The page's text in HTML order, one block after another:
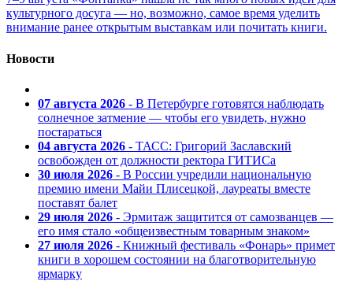
культурного досуга — но, возможно, самое время уделить
внимание ранее открытым выставкам или почитать книги.
Новости
07 августа 2026 - В Петербурге готовятся наблюдать
солнечное затмение — чтобы его увидеть, нужно
постараться
04 августа 2026 - ТАСС: Григорий Заславский
освобожден от должности ректора ГИТИСа
30 июля 2026 - В России учредили национальную
премию имени Майи Плисецкой, лауреаты вместе
поставят балет
29 июля 2026 - Эрмитаж защитится от самозванцев —
его имя стало «общеизвестным товарным знаком»
27 июля 2026 - Книжный фестиваль «Фонарь» примет
книги в хорошем состоянии на благотворительную
ярмарку